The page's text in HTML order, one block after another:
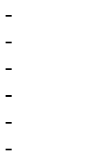
-
-
-
-
-